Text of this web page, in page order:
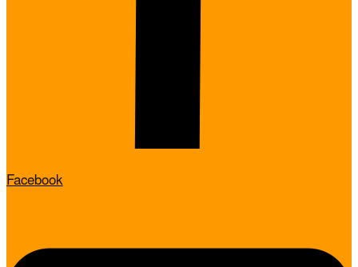
Facebook